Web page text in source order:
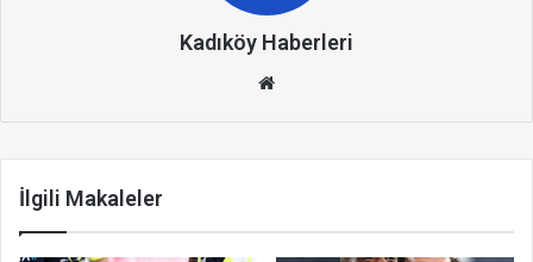
Kadıköy Haberleri
İlgili Makaleler